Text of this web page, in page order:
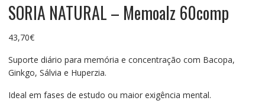
SORIA NATURAL – Memoalz 60comp
43,70€
Suporte diário para memória e concentração com Bacopa,
Ginkgo, Sálvia e Huperzia.
Ideal em fases de estudo ou maior exigência mental.